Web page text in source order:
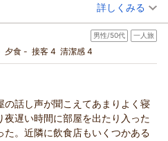
心よりお待ち申し上げておりま
（返信日：2026/03/06）
し頂けるホテルを目指して参り
ております。
日間】素泊/アクセス抜群！ビジネスに
滞在を♪
シングル 食事なし
人あたり/税込)
ご利用いただき、誠にありがと
詳しくみる
男性/50代 一人旅
夕食 - 接客 4 清潔感 4
話し声が聞こえてあまりよく寝
遅い時間に部屋を出たり入った
た。近隣に飲食店もいくつかある